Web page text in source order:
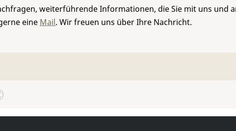
weiterführende Informationen, die Sie mit uns und
eine Mail. Wir freuen uns über Ihre Nachricht.